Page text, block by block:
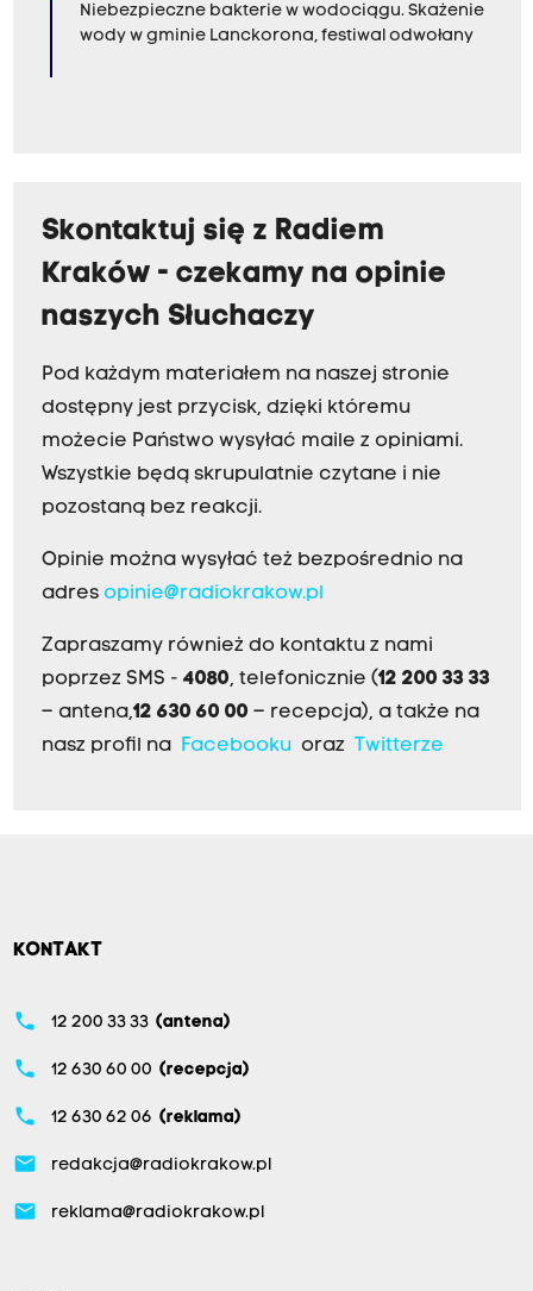
Niebezpieczne bakterie w wodociągu. Skażenie
wody w gminie Lanckorona, festiwal odwołany
Skontaktuj się z Radiem
Kraków - czekamy na opinie
naszych Słuchaczy
Pod każdym materiałem na naszej stronie
dostępny jest przycisk, dzięki któremu
możecie Państwo wysyłać maile z opiniami.
Wszystkie będą skrupulatnie czytane i nie
pozostaną bez reakcji.
Opinie można wysyłać też bezpośrednio na
adres opinie@radiokrakow.pl
Zapraszamy również do kontaktu z nami
poprzez SMS - 4080, telefonicznie (12 200 33 33
– antena,12 630 60 00 – recepcja), a także na
nasz profil na
Facebookuoraz Twitterze
KONTAKT
phone 12 200 33 33 (antena)
phone 12 630 60 00 (recepcja)
phone 12 630 62 06 (reklama)
email redakcja@radiokrakow.pl
email reklama@radiokrakow.pl